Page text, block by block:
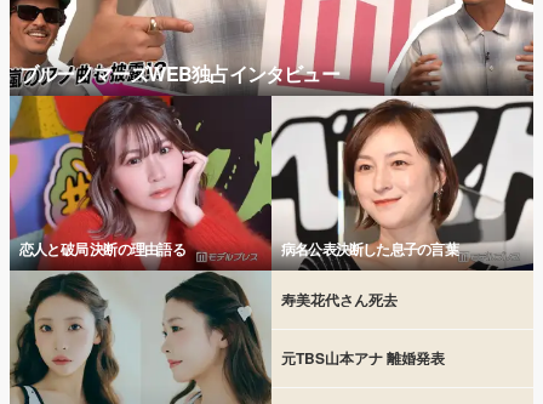
ブルーノマーズWEB独占インタビュー
恋人と破局 決断の理由語る 病名公表決断した息子の言葉
寿美花代さん死去
元TBS山本アナ 離婚発表